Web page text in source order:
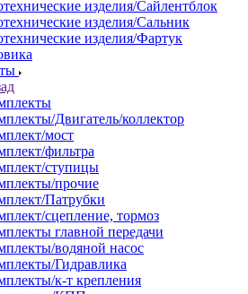
изделия/Сайлентблок
изделия/Сальник
изделия/Фартук
Двигатель/коллектор
мост
фильтра
ступицы
прочие
Патрубки
сцепление, тормоз
главной передачи
водяной насос
Гидравлика
к-т крепления